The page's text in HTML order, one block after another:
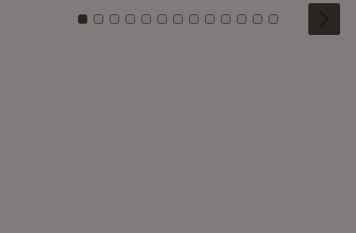
Zu Kachel: 0
Zu Kachel: 1
Zu Kachel: 2
Zu Kachel: 3
Zu Kachel: 4
Zu Kachel: 5
Zu Kachel: 6
Zu Kachel: 7
Zu Kachel: 8
Zu Kachel: 9
Zu Kachel: 10
Zu Kachel: 11
Zu Kachel: